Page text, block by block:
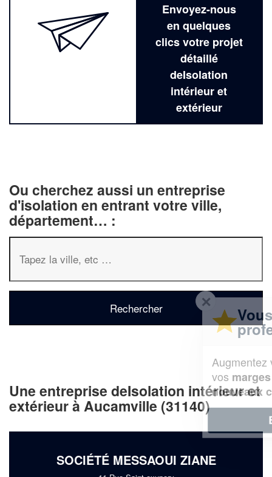
Envoyez-nous
en quelques
clics votre projet
détaillé
deIsolation
intérieur et
extérieur
Ou cherchez aussi un entreprise
d'isolation en entrant votre ville,
département… :
Une entreprise deIsolation intérieur et
extérieur à Aucamville (31140)
SOCIÉTÉ MESSAOUI ZIANE
Vous êtes un
professionnel ?
chiffre d'affaireset
tout en gagnant de
nouveaux clients!
En savoir plus